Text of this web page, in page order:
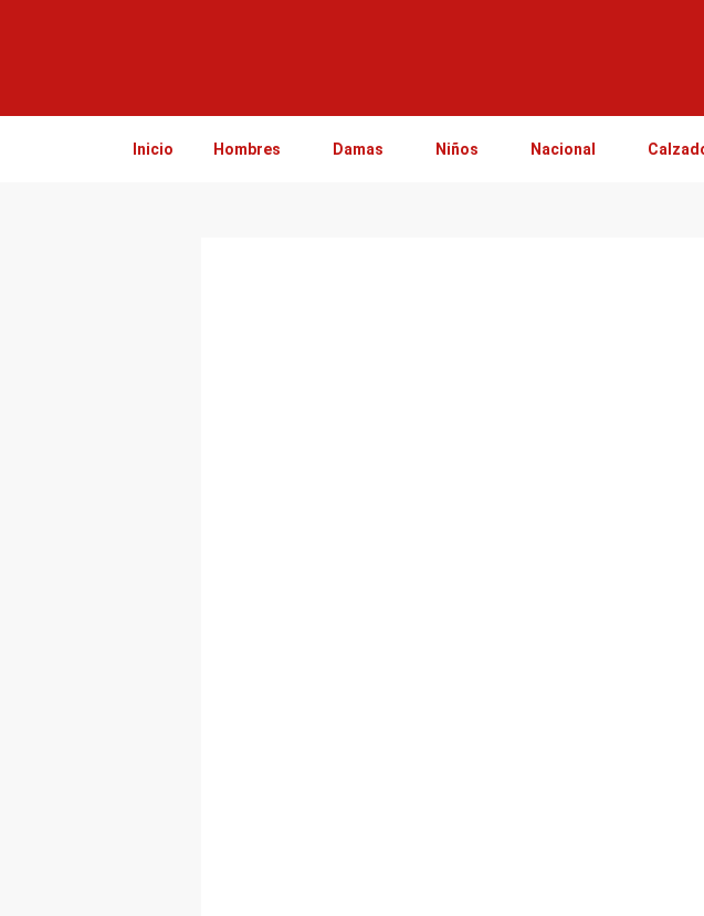
Inicio Hombres Damas Niños Nacional